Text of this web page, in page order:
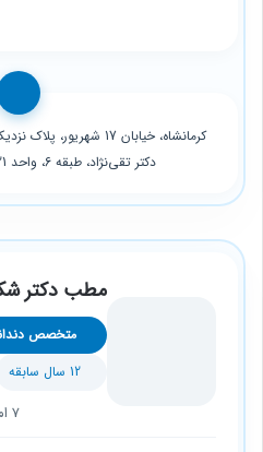
کرمانشاه، خیابان 17 شهریور،
دکتر تقی‌نژاد، طبقه 6، واحد 21
مطب دکتر
متخصص
12 سال سابقه
7 امتیاز